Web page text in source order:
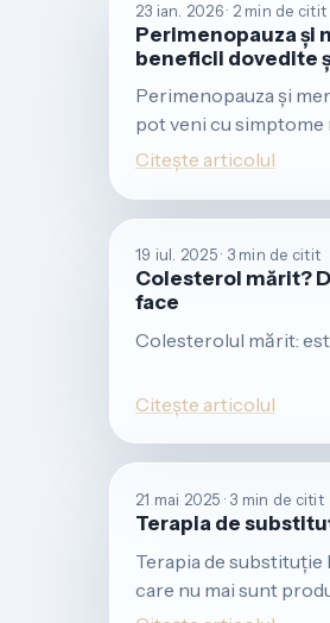
23 ian. 2026 · 2 min de citit
Perimenopauza și
beneficii dovedite
Perimenopauza și
pot veni cu
Citește articolul
19 iul. 2025 · 3 min de citit
Colesterol mărit?
face
Colesterolul mărit:
Citește articolul
21 mai 2025 · 3 min de citit
Terapia de
Terapia de
care nu mai sunt